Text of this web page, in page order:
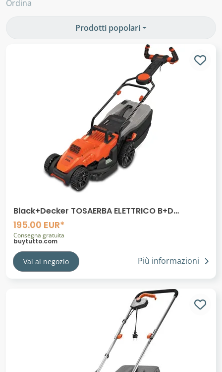
Ordina
Prodotti popolari
Black+Decker TOSAERBA ELETTRICO B+D
BEMW461ES 1400W 34 CM
195.00 EUR*
Consegna gratuita
buytutto.com
Vai al negozio Più informazioni